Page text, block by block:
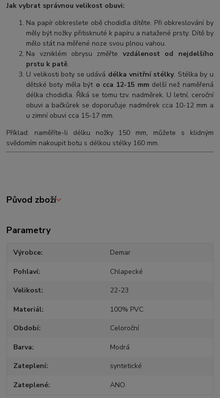
Jak vybrat správnou velikost obuvi:
Na papír obkreslete obě chodidla dítěte. Při obkreslování by
měly být nožky přitisknuté k papíru a natažené prsty. Dítě by
mělo stát na měřené noze svou plnou vahou.
Na vzniklém obrysu změřte vzdálenost od nejdelšího
prstu k patě.
U velikosti boty se udává délka vnitřní stélky. Stélka by u
dětské boty měla být o cca 12-15 mmdelší než naměřená
délka chodidla. Říká se tomu tzv. nadměrek. U letní, ceroční
obuvi a bačkůrek se doporučuje nadměrek cca 10-12 mm a
u zimní obuvi cca 15-17 mm.
Příklad: naměříte-li délku nožky 150 mm, můžete s klidným
svědomím nakoupit botu s délkou stélky 160 mm.
Původ zboží
Parametry
Výrobce Demar
Pohlaví Chlapecké
Velikost 22-23
Materiál 100% PVC
Období Celoroční
Barva Modrá
Zateplení syntetické
Zateplené ANO